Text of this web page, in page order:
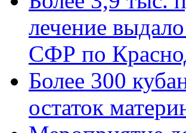
лечение
СФР по
Более 300
остаток